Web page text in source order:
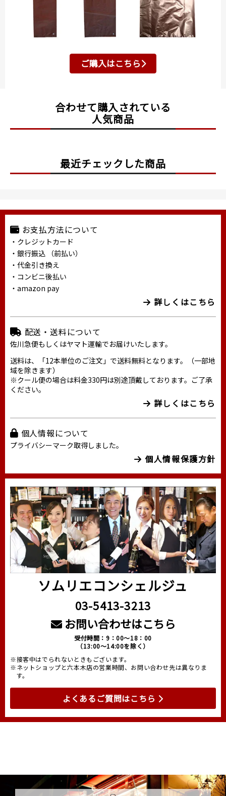
ご購入はこちら
合わせて購入されている
人気商品
最近チェックした商品
お支払方法について
・クレジットカード
・銀行振込 （前払い）
・代金引き換え
・コンビニ後払い
・amazon pay
詳しくはこちら
配送・送料について
佐川急便もしくはヤマト運輸でお届けいたします。
送料は、「12本単位のご注文」で送料無料となります。（一部地
域を除きます）
※クール便の場合は料金330円は別途頂戴しております。ご了承
ください。
詳しくはこちら
個人情報について
プライバシーマーク取得しました。
個人情報保護方針
ソムリエコンシェルジュ
03-5413-3213
お問い合わせはこちら
受付時間：9：00～18：00
（13:00～14:00を除く）
※接客中はでられないときもございます。
※ネットショップと六本木店の営業時間、お問い合わせ先は異なりま
す。
よくあるご質問はこちら